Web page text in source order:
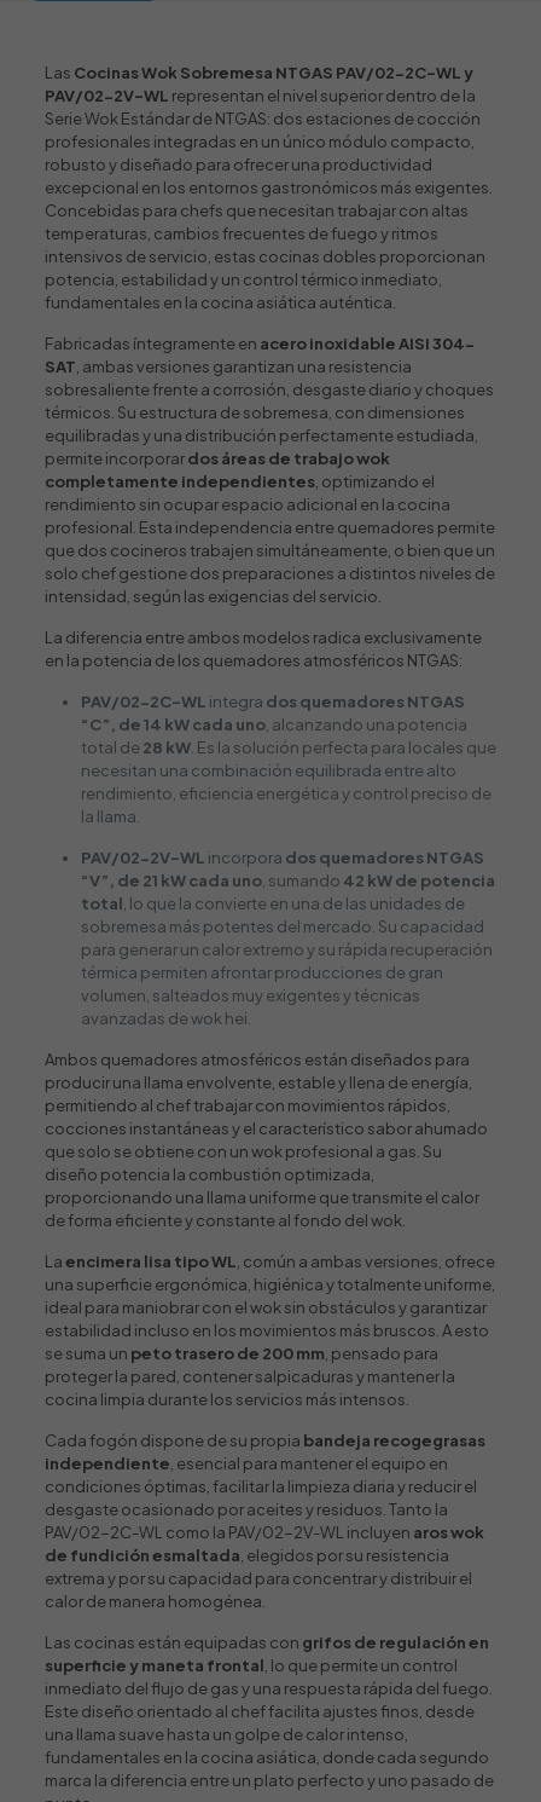
Las Cocinas Wok Sobremesa NTGAS PAV/02-2C-WL y
PAV/02-2V-WL representan el nivel superior dentro de la
Serie Wok Estándar de NTGAS: dos estaciones de cocción
profesionales integradas en un único módulo compacto,
robusto y diseñado para ofrecer una productividad
excepcional en los entornos gastronómicos más exigentes.
Concebidas para chefs que necesitan trabajar con altas
temperaturas, cambios frecuentes de fuego y ritmos
intensivos de servicio, estas cocinas dobles proporcionan
potencia, estabilidad y un control térmico inmediato,
fundamentales en la cocina asiática auténtica.
Fabricadas íntegramente en acero inoxidable AISI 304-
SAT , ambas versiones garantizan una resistencia
sobresaliente frente a corrosión, desgaste diario y choques
térmicos. Su estructura de sobremesa, con dimensiones
equilibradas y una distribución perfectamente estudiada,
permite incorporardos áreas de trabajo wok
completamente independientes, optimizando el
rendimiento sin ocupar espacio adicional en la cocina
profesional. Esta independencia entre quemadores permite
que dos cocineros trabajen simultáneamente, o bien que un
solo chef gestione dos preparaciones a distintos niveles de
intensidad, según las exigencias del servicio.
La diferencia entre ambos modelos radica exclusivamente
en la potencia de los quemadores atmosféricos NTGAS:
PAV/02-2C-WL integra dos quemadores NTGAS
“C”, de 14 kW cada uno, alcanzando una potencia
total de28 kW. Es la solución perfecta para locales que
necesitan una combinación equilibrada entre alto
rendimiento, eficiencia energética y control preciso de
la llama.
PAV/02-2V-WL incorpora dos quemadores NTGAS
“V”, de 21 kW cada uno, sumando 42 kW de potencia
total , lo que la convierte en una de las unidades de
sobremesa más potentes del mercado. Su capacidad
para generar un calor extremo y su rápida recuperación
térmica permiten afrontar producciones de gran
volumen, salteados muy exigentes y técnicas
avanzadas de wok hei.
Ambos quemadores atmosféricos están diseñados para
producir una llama envolvente, estable y llena de energía,
permitiendo al chef trabajar con movimientos rápidos,
cocciones instantáneas y el característico sabor ahumado
que solo se obtiene con un wok profesional a gas. Su
diseño potencia la combustión optimizada,
proporcionando una llama uniforme que transmite el calor
de forma eficiente y constante al fondo del wok.
Laencimera lisa tipo WL , común a ambas versiones, ofrece
una superficie ergonómica, higiénica y totalmente uniforme,
ideal para maniobrar con el wok sin obstáculos y garantizar
estabilidad incluso en los movimientos más bruscos. A esto
se suma un peto trasero de 200 mm , pensado para
proteger la pared, contener salpicaduras y mantener la
cocina limpia durante los servicios más intensos.
Cada fogón dispone de su propia bandeja recogegrasas
independiente , esencial para mantener el equipo en
condiciones óptimas, facilitar la limpieza diaria y reducir el
desgaste ocasionado por aceites y residuos. Tanto la
PAV/02-2C-WL como la PAV/02-2V-WL incluyen aros wok
de fundición esmaltada , elegidos por su resistencia
extrema y por su capacidad para concentrar y distribuir el
calor de manera homogénea.
Las cocinas están equipadas con grifos de regulación en
superficie y maneta frontal , lo que permite un control
inmediato del flujo de gas y una respuesta rápida del fuego.
Este diseño orientado al chef facilita ajustes finos, desde
una llama suave hasta un golpe de calor intenso,
fundamentales en la cocina asiática, donde cada segundo
marca la diferencia entre un plato perfecto y uno pasado de